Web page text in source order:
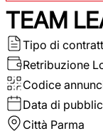
TEAM
Tipo di
Retribuzione
Codice
Data di
Città Parma